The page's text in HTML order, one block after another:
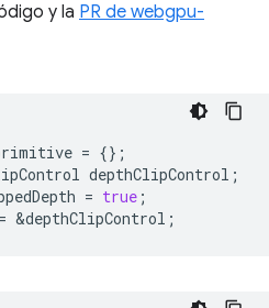
y la PR de webgpu-
= {};
depthClipControl ;
= true ;
= &depthClipControl ;